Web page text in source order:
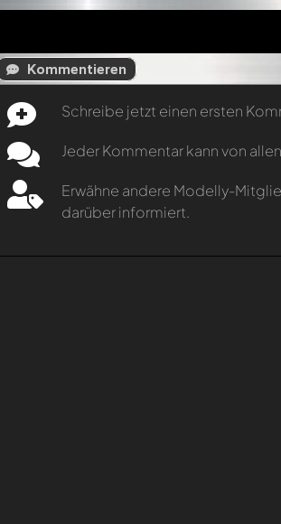
Kommentieren
Schreibe jetzt einen ersten
Jeder Kommentar kann von
Erwähne andere Modelly-
darüber informiert.